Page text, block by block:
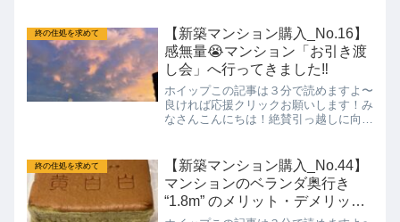
す！5月も終わり明日から6月☔️早いもん
ですね〜〜さて、今回...
終の住処を求めて
【新築マンション購入_No.16】
感無量😭マンション「お引き渡
し会」へ行ってきました‼️
ホイップこの記事は３分で読めますよ〜
良ければ応援クリックお願いします！み
なさんこんにちは！絶賛引っ越しに向け
ました🎉㊗️今回はそちらの様子をBLOG
にしたいと思いますの...
終の住処を求めて
【新築マンション購入_No.44】
マンションのベランダ奥行き
“1.8m” のメリット・デメリット